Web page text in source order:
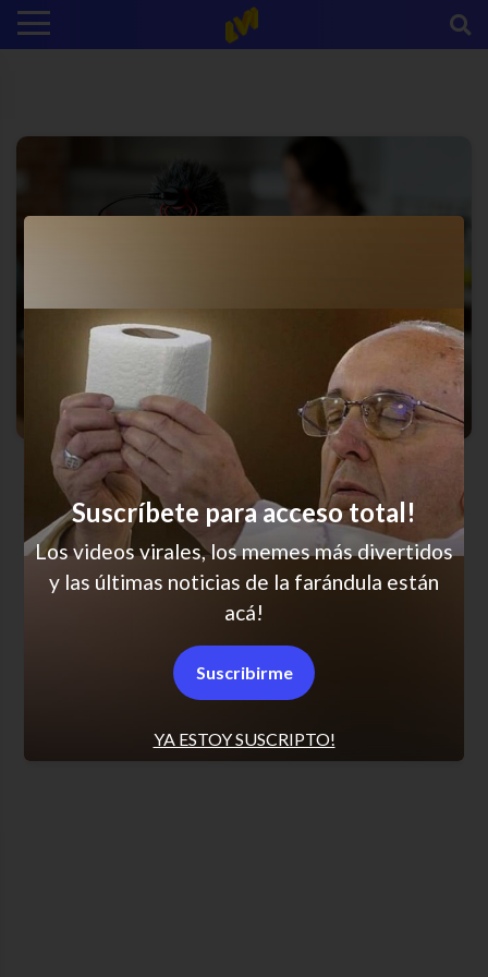
¿Queres ser un Influencer?
SCROLL PARA MÁS NOTICIAS
Políticas de Privacidad
Desuscribirse
Términos y condiciones
YA ESTOY SUSCRIPTO!
Suscríbete para acceso total!
Los videos virales, los memes más divertidos
y las últimas noticias de la farándula están
acá!
Suscribirme